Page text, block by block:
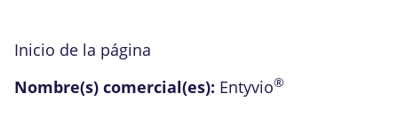
Inicio de la página
Nombre(s) comercial(es): Entyvio®